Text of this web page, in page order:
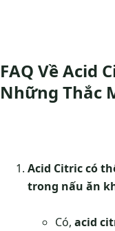
FAQ Về Acid
Những Thắc
Acid Citric có
trong nấu ăn
Có, acid